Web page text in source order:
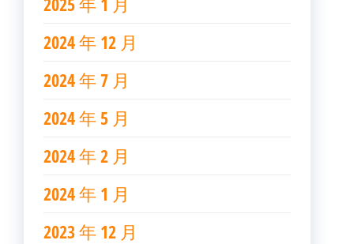
2024 年 12 月
2024 年 7 月
2024 年 5 月
2024 年 2 月
2024 年 1 月
2023 年 12 月